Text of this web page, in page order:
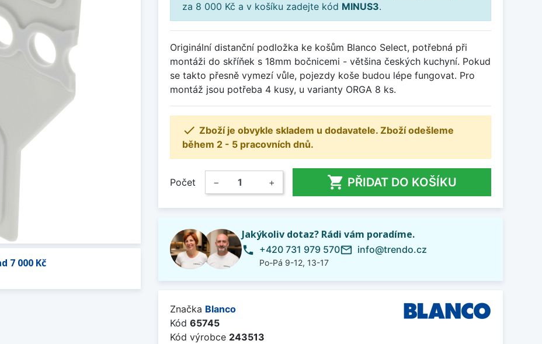
7 000 Kč
za 8 000 Kč a v košíku zadejte kód MINUS3.
Originální distanční podložka ke košům Blanco Select, potřebná při
montáži do skříňek s 18mm bočnicemi - většina českých kuchyní. Pokud
se takto přesně vymezí vůle, pojezdy koše budou lépe fungovat. Pro
montáž jsou potřeba 4 kusy, u varianty ORGA 8 ks.
 Zboží je obvykle skladem u dodavatele. Zboží odešleme
během 2 - 5 pracovních dnů.
Počet − +  PŘIDAT DO KOŠÍKU
Jakýkoliv dotaz? Rádi vám poradíme.
phone +420 731 979 570
Po-Pá 9-12, 13-17
mail_outline info@trendo.cz
Značka Blanco
Kód 65745
Kód výrobce 243513